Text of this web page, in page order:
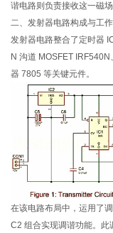
谐电路则负责接收这一磁场
二、发射器电路构成与工
发射器电路整合了定时器
N 沟道 MOSFET
器 7805 等关键元件。
在该电路布局中，运用了
C2 组合实现调谐功能。